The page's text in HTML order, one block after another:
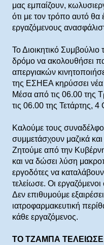
μας εμπαίζουν,
ότι με τον τρόπο αυτό θα
εργαζόμενους
Το Διοικητικό
δρόμο να ακολουθήσει
απεργιακών
της ΕΣΗΕΑ κηρύσσει
Μέσα από τις 06.00 της
τις 06.00 της Τετάρτης,
Καλούμε τους
συμμετάσχουν μαζικά
Ζητούμε από την
και να δώσει λύση
εργοδότες να
τελείωσε. Οι
Δεν επιθυμούμε
ιατροφαρμακευτική
κάθε εργαζόμενος.
ΤΟ ΤΖΑΜΠΑ